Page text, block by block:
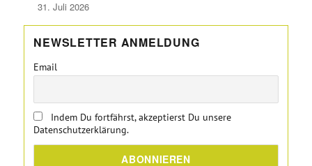
31. Juli 2026
NEWSLETTER ANMELDUNG
Email
Indem Du fortfährst, akzeptierst Du unsere
Datenschutzerklärung.